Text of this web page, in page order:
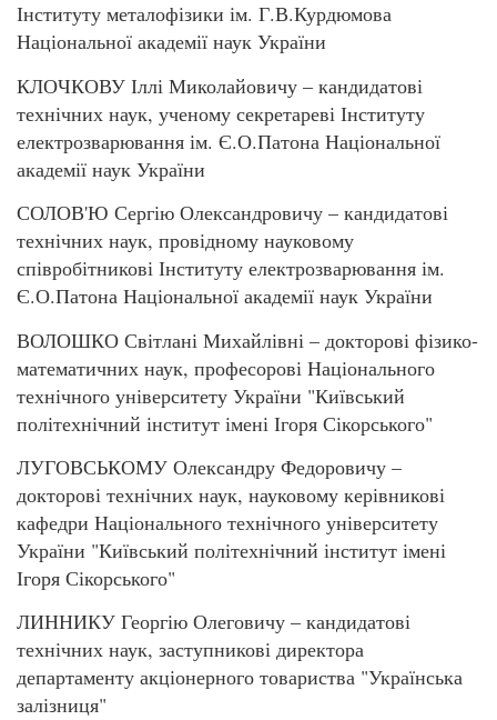
Інституту металофізики ім. Г.В.Курдюмова
Національної академії наук України
КЛОЧКОВУ Іллі Миколайовичу – кандидатові
технічних наук, ученому секретареві Інституту
електрозварювання ім. Є.О.Патона Національної
академії наук України
СОЛОВ'Ю Сергію Олександровичу – кандидатові
технічних наук, провідному науковому
співробітникові Інституту електрозварювання ім.
Є.О.Патона Національної академії наук України
ВОЛОШКО Світлані Михайлівні – докторові фізико-
математичних наук, професорові Національного
технічного університету України "Київський
політехнічний інститут імені Ігоря Сікорського"
ЛУГОВСЬКОМУ Олександру Федоровичу –
докторові технічних наук, науковому керівникові
кафедри Національного технічного університету
України "Київський політехнічний інститут імені
Ігоря Сікорського"
ЛИННИКУ Георгію Олеговичу – кандидатові
технічних наук, заступникові директора
департаменту акціонерного товариства "Українська
залізниця"